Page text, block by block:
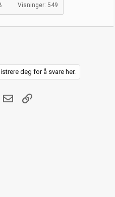
Visninger: 549
deg for å svare her.
E-postLink